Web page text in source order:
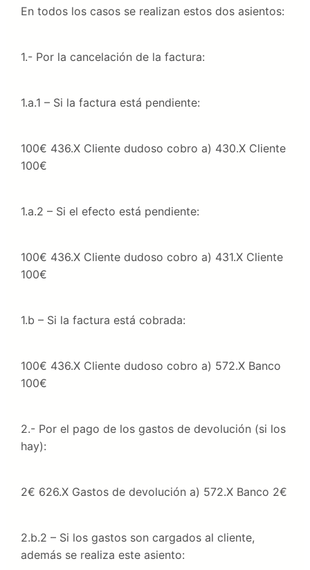
En todos los casos se realizan estos dos asientos:
1.- Por la cancelación de la factura:
1.a.1 – Si la factura está pendiente:
100€ 436.X Cliente dudoso cobro a) 430.X Cliente
100€
1.a.2 – Si el efecto está pendiente:
100€ 436.X Cliente dudoso cobro a) 431.X Cliente
100€
1.b – Si la factura está cobrada:
100€ 436.X Cliente dudoso cobro a) 572.X Banco
100€
2.- Por el pago de los gastos de devolución (si los
hay):
2€ 626.X Gastos de devolución a) 572.X Banco 2€
2.b.2 – Si los gastos son cargados al cliente,
además se realiza este asiento: